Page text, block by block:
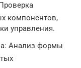
компонентов,
управления.
Анализ формы